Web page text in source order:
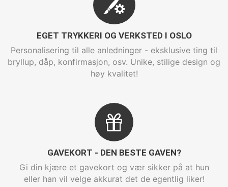
EGET TRYKKERI OG VERKSTED I OSLO
Personalisering til alle anledninger - eksklusive ting til
bryllup, dåp, konfirmasjon, osv. Unike, stilige design og
høy kvalitet!
GAVEKORT - DEN BESTE GAVEN?
Gi din kjære et gavekort og vær sikker på at hun
eller han vil velge akkurat det de egentlig liker!